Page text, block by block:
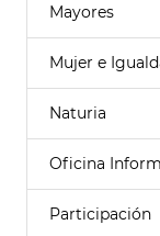
Mayores
Mujer e
Naturia
Oficina
Participación